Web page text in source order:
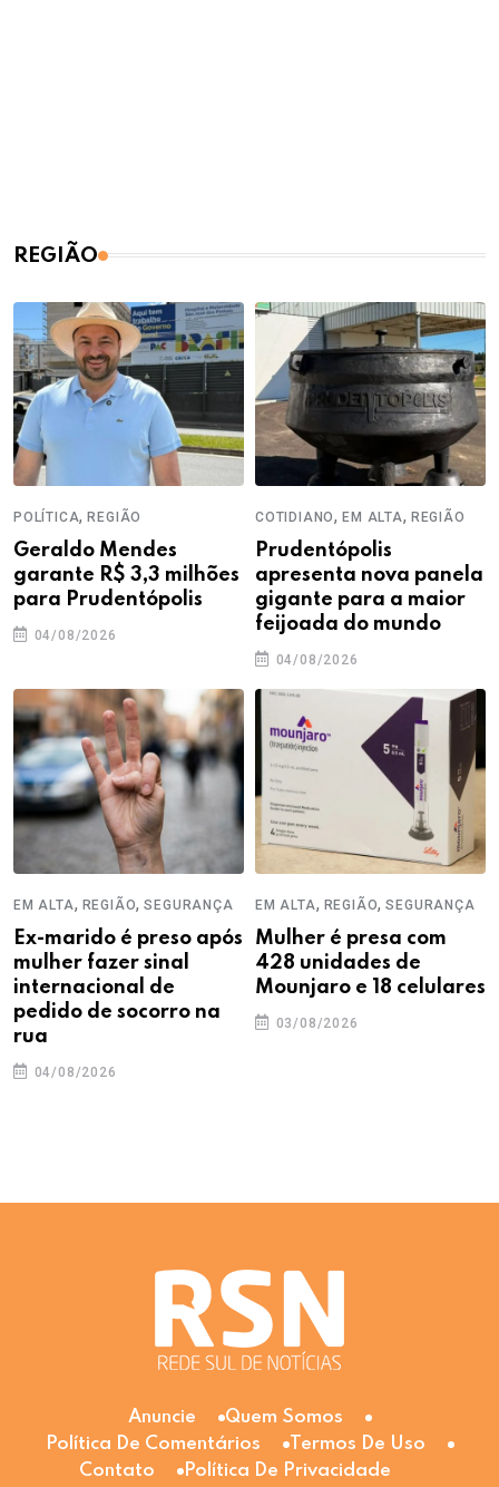
REGIÃO
POLÍTICA,REGIÃO
Geraldo Mendes
garante R$ 3,3 milhões
para Prudentópolis
04/08/2026
COTIDIANO,EM ALTA, REGIÃO
Prudentópolis
apresenta nova panela
gigante para a maior
feijoada do mundo
04/08/2026
EM ALTA, REGIÃO,SEGURANÇA
Ex-marido é preso após
mulher fazer sinal
internacional de
pedido de socorro na
rua
04/08/2026
EM ALTA, REGIÃO,SEGURANÇA
Mulher é presa com
428 unidades de
Mounjaro e 18 celulares
03/08/2026
Anuncie
Quem Somos
Política De Comentários
Termos De Uso
Contato
Política De Privacidade